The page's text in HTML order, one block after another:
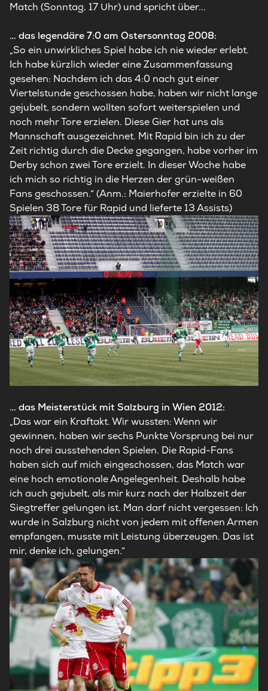
Match (Sonntag, 17 Uhr) und spricht über...
… das legendäre 7:0 am Ostersonntag 2008:
„So ein unwirkliches Spiel habe ich nie wieder erlebt.
Ich habe kürzlich wieder eine Zusammenfassung
gesehen: Nachdem ich das 4:0 nach gut einer
Viertelstunde geschossen habe, haben wir nicht lange
gejubelt, sondern wollten sofort weiterspielen und
noch mehr Tore erzielen. Diese Gier hat uns als
Mannschaft ausgezeichnet. Mit Rapid bin ich zu der
Zeit richtig durch die Decke gegangen, habe vorher im
Derby schon zwei Tore erzielt. In dieser Woche habe
ich mich so richtig in die Herzen der grün-weißen
Fans geschossen.“ (Anm.: Maierhofer erzielte in 60
Spielen 38 Tore für Rapid und lieferte 13 Assists)
… das Meisterstück mit Salzburg in Wien 2012:
„Das war ein Kraftakt. Wir wussten: Wenn wir
gewinnen, haben wir sechs Punkte Vorsprung bei nur
noch drei ausstehenden Spielen. Die Rapid-Fans
haben sich auf mich eingeschossen, das Match war
eine hoch emotionale Angelegenheit. Deshalb habe
ich auch gejubelt, als mir kurz nach der Halbzeit der
Siegtreffer gelungen ist. Man darf nicht vergessen: Ich
wurde in Salzburg nicht von jedem mit offenen Armen
empfangen, musste mit Leistung überzeugen. Das ist
mir, denke ich, gelungen.“